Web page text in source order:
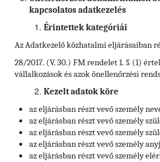
kapcsolatos adatkezelés
Érintettek kategóriái
Az Adatkezelő közhatalmi eljárásaiban
28/2017. (V. 30.) FM rendelet 1. § (1)
vállalkozások és azok önellenőrzési
Kezelt adatok köre
az eljárásban részt vevő személy
az eljárásban részt vevő személy
az eljárásban részt vevő személy
az eljárásban részt vevő személy
az eljárásban részt vevő személy